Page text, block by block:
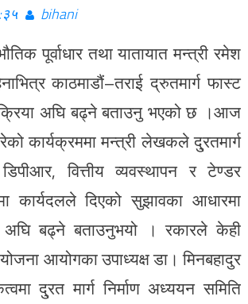
bihani
पूर्वाधार तथा यातायात मन्त्री रमेश
काठमाडौं–तराई द्रुतमार्ग फास्ट
अघि बढ्ने बताउनु भएको छ ।आज
कार्यक्रममा मन्त्री लेखकले दु्रतमार्ग
डिपीआर, वित्तीय व्यवस्थापन र टेण्डर
कार्यदलले दिएको सुझावका आधारमा
अघि बढ्ने बताउनुभयो । रकारले केही
आयोगका उपाध्यक्ष डा। मिनबहादुर
दु्रत मार्ग निर्माण अध्ययन समिति